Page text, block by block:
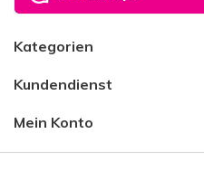
Kategorien
Kundendienst
Mein Konto